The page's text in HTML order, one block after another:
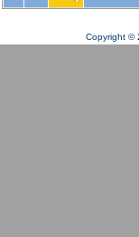
Copyright ©